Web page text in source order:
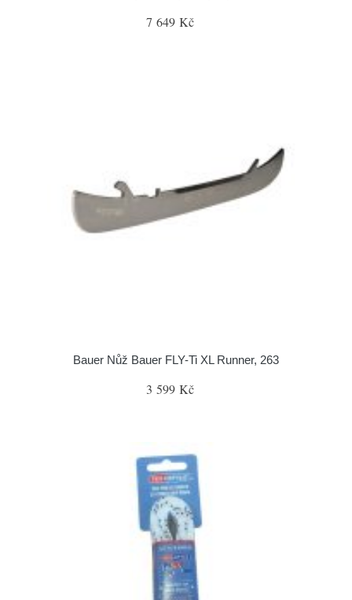
7 649 Kč
Bauer Nůž Bauer FLY-Ti XL Runner, 263
3 599 Kč